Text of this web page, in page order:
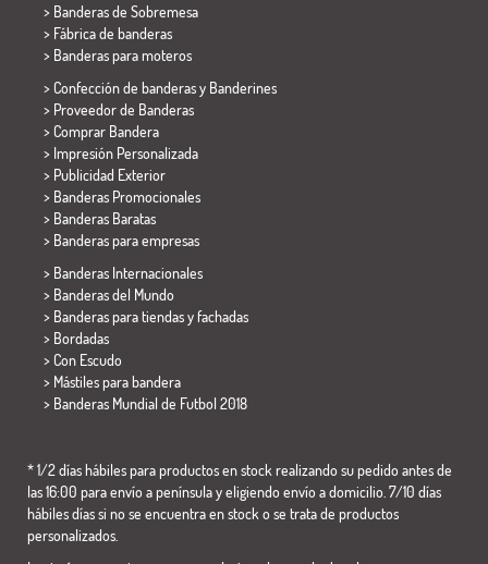
> Banderas de Sobremesa
> Fábrica de banderas
> Banderas para moteros
> Confección de banderas y Banderines
> Proveedor de Banderas
> Comprar Bandera
> Impresión Personalizada
> Publicidad Exterior
> Banderas Promocionales
> Banderas Baratas
> Banderas para empresas
> Banderas Internacionales
> Banderas del Mundo
> Banderas para tiendas y fachadas
> Bordadas
> Con Escudo
> Mástiles para bandera
> Banderas Mundial de Futbol 2018
* 1/2 días hábiles para productos en stock realizando su pedido antes de
las 16:00 para envío a península y eligiendo envío a domicilio. 7/10 días
hábiles días si no se encuentra en stock o se trata de productos
personalizados.